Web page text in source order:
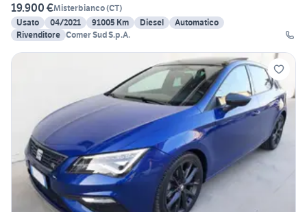
19.900 €Misterbianco(CT)
Usato
04/2021 91005 Km Diesel
Automatico
Rivenditore Comer Sud S.p.A.